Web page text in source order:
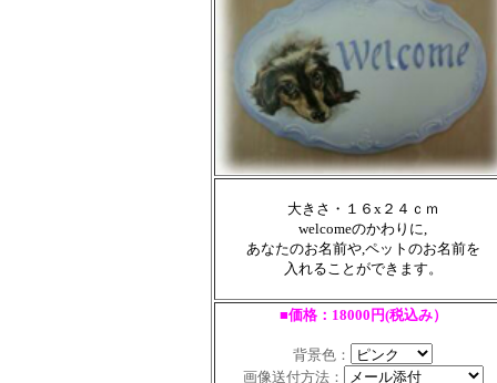
大きさ・１６x２４ｃｍ
welcomeのかわりに,
あなたのお名前や,ペットのお名前を
入れることができます。
■価格：18000円(税込み）
背景色：
画像送付方法：